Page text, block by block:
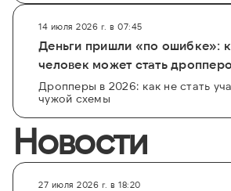
14 июля 2026 г. в 07:45
Деньги пришли «по ошибке»:
человек может стать
Дропперы в 2026: как не стать
чужой схемы
Новости
27 июля 2026 г. в 18:20